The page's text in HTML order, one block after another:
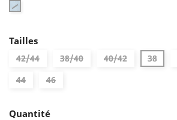
Tailles
42/44 38/40 40/42 38
44
46
Quantité